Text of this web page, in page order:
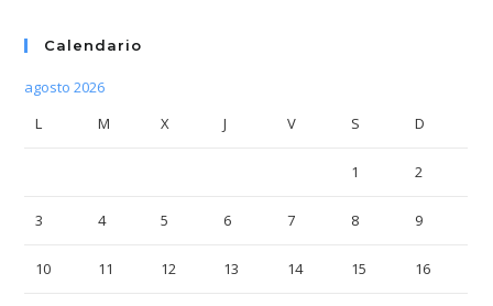
Calendario
agosto 2026
L
M X J V S D
1 2
3 4 5 6 7 8 9
10 11 12 13 14 15 16